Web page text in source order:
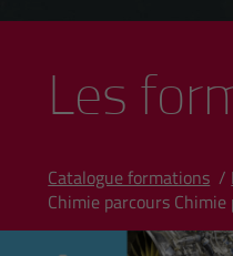
Les
Catalogue formations /
Chimie parcours